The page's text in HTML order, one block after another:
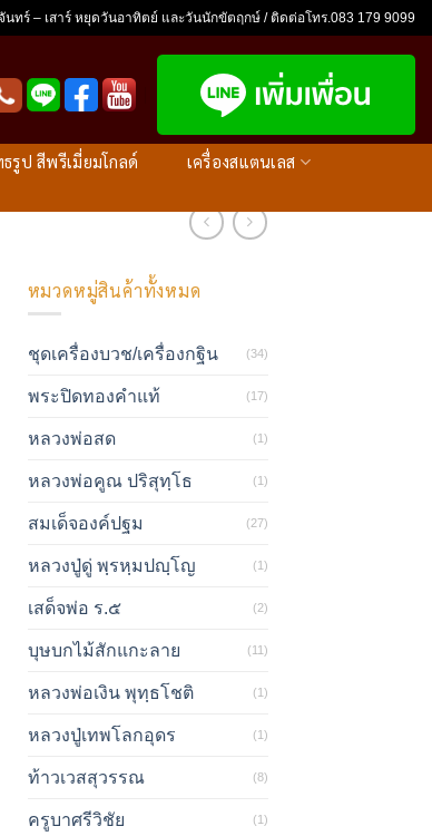
นทร์ – เสาร์ หยุดวันอาทิตย์ และวันนักขัตฤกษ์ / ติดต่อโทร.083 179 9099
รูป สีพรีเมี่ยมโกลด์
เครื่องสแตนเลส
หมวดหมู่สินค้าทั้งหมด
ชุดเครื่องบวช/เครื่องกฐิน (34)
พระปิดทองคำแท้ (17)
หลวงพ่อสด (1)
หลวงพ่อคูณ ปริสุทฺโธ (1)
สมเด็จองค์ปฐม (27)
หลวงปู่ดู่ พฺรหฺมปญฺโญ (1)
เสด็จพ่อ ร.๕ (2)
บุษบกไม้สักแกะลาย (11)
หลวงพ่อเงิน พุทฺธโชติ (1)
หลวงปู่เทพโลกอุดร (1)
ท้าวเวสสุวรรณ (8)
ครูบาศรีวิชัย (1)